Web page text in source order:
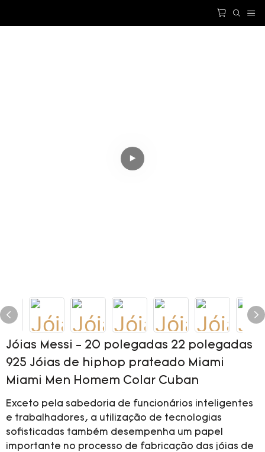
Jóias Messi - 20 polegadas 22 polegadas
925 Jóias de hiphop prateado Miami
Miami Men Homem Colar Cuban
Exceto pela sabedoria de funcionários inteligentes
e trabalhadores, a utilização de tecnologias
sofisticadas também desempenha um papel
importante no processo de fabricação das jóias de